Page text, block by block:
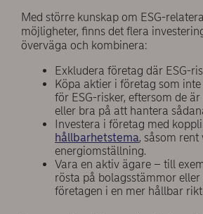
Med större kunskap om ESG-
möjligheter, finns det flera
överväga och kombinera:
Exkludera företag där ESG-
Köpa aktier i företag som
för ESG-risker, eftersom de
eller bra på att hantera
Investera i företag med
hållbarhetstema, såsom rent
energiomställning.
Vara en aktiv ägare – till
rösta på bolagsstämmor
företagen i en mer hållbar